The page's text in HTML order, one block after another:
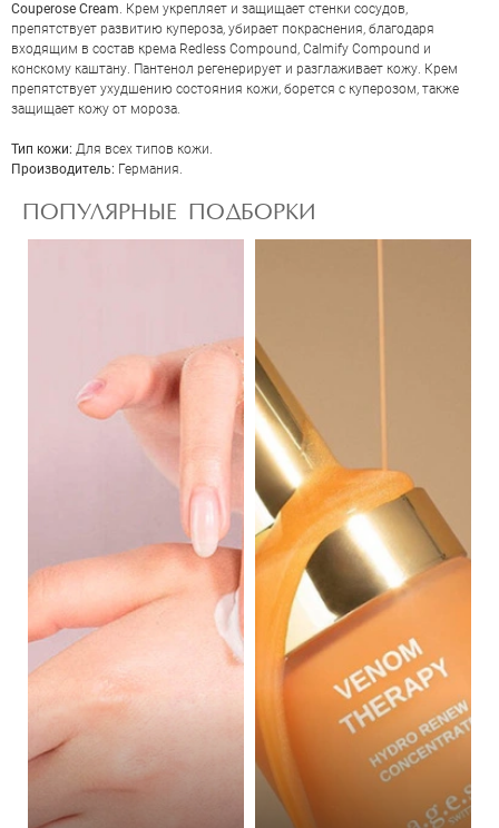
ОЦЕНКА
Couperose Cream. Крем укрепляет и защищает стенки сосудов,
препятствует развитию купероза, убирает покраснения, благодаря
входящим в состав крема Redless Compound, Calmify Compound и
конскому каштану. Пантенол регенерирует и разглаживает кожу. Крем
препятствует ухудшению состояния кожи, борется с куперозом, также
защищает кожу от мороза.
Тип кожи: Для всех типов кожи.
Производитель: Германия.
ПОПУЛЯРНЫЕ ПОДБОРКИ